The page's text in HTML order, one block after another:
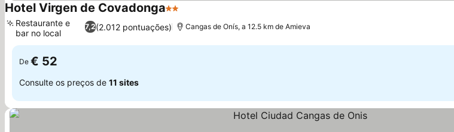
Hotel Virgen de Covadonga2 Estrelas
7,2(2.012 pontuações)
Restaurante e
bar no local
Cangas de Onís, a 12.5 km de Amieva
De € 52
Consulte os preços de 11 sites